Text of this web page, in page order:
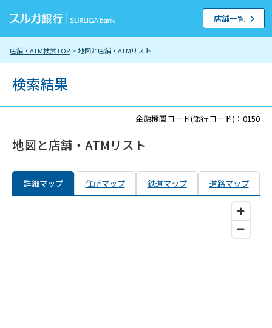
店舗・ATM検索TOP > 地図と店舗・ATMリスト
店舗一覧
検索結果
金融機関コード(銀行コード)：0150
地図と店舗・ATMリスト
詳細マップ 住所マップ 鉄道マップ 道路マップ